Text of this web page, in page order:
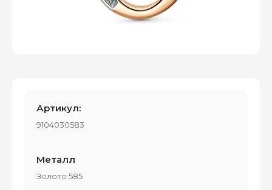
Артикул:
9104030583
Металл
Золото 585